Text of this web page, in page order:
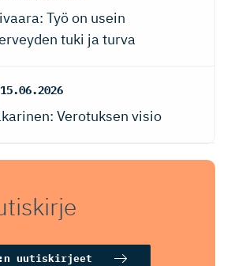
Työ on usein
tuki ja turva
15.06.2026
Verotuksen visio
uutiskirjeet